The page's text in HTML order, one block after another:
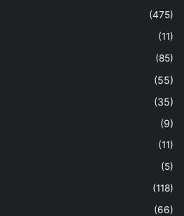
(475)
(11)
(85)
(55)
(35)
(9)
(11)
(5)
(118)
(66)